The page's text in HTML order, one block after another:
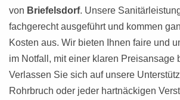
von Briefelsdorf. Unsere
fachgerecht ausgeführt und kommen
Kosten aus. Wir bieten Ihnen faire und
im Notfall, mit einer klaren Preisansage
Verlassen Sie sich auf unsere
Rohrbruch oder jeder hartnäckigen